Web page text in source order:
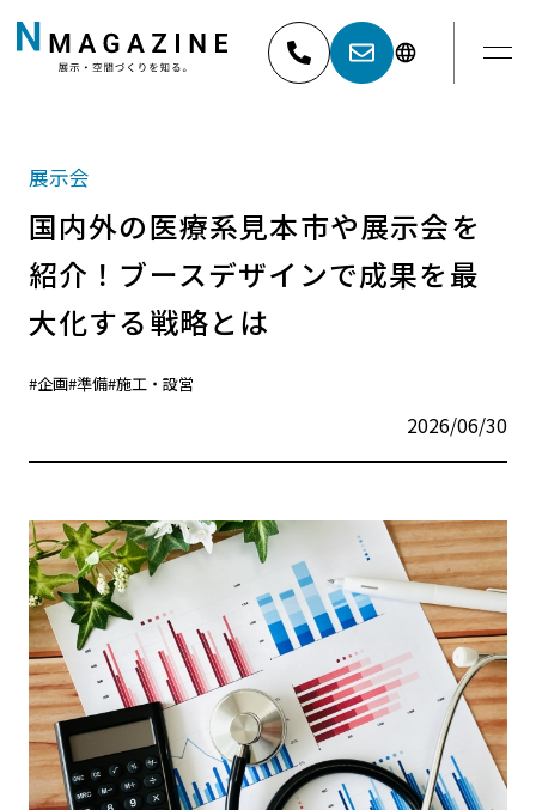
東京 03-6404-9001
展示会
国内外の医療系見本市や展示会を
紹介！ブースデザインで成果を最
大化する戦略とは
#企画#準備#施工・設営
2026/06/30